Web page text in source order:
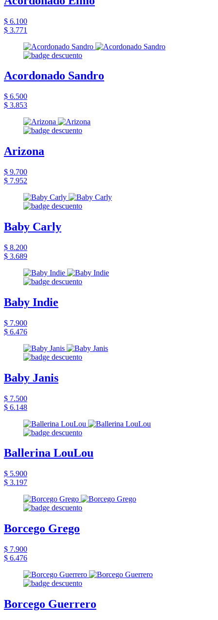
$ 6.100
$ 3.771
Acordonado Sandro
$ 6.500
$ 3.853
Arizona
$ 9.700
$ 7.952
Baby Carly
$ 8.200
$ 3.689
Baby Indie
$ 7.900
$ 6.476
Baby Janis
$ 7.500
$ 6.148
Ballerina LouLou
$ 5.900
$ 3.197
Borcego Grego
$ 7.900
$ 6.476
Borcego Guerrero